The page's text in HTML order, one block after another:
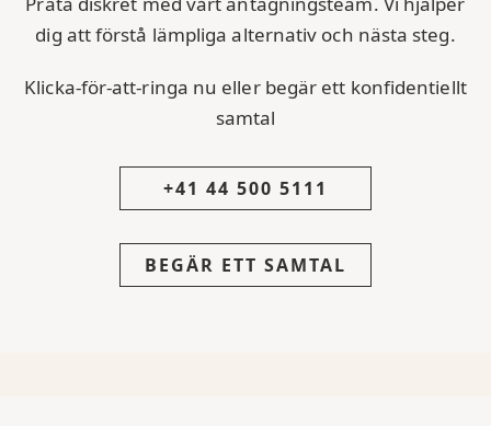
dig att förstå lämpliga alternativ och nästa steg.
Klicka-för-att-ringa nu eller begär ett konfidentiellt
samtal
+41 44 500 5111
BEGÄR ETT SAMTAL